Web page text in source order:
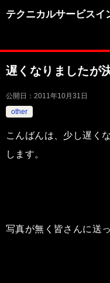
テクニカルサービスイ
遅くなりましたが
公開日： 2011年10月31日
other
こんばんは、少し遅く
します。
写真が無く皆さんに送